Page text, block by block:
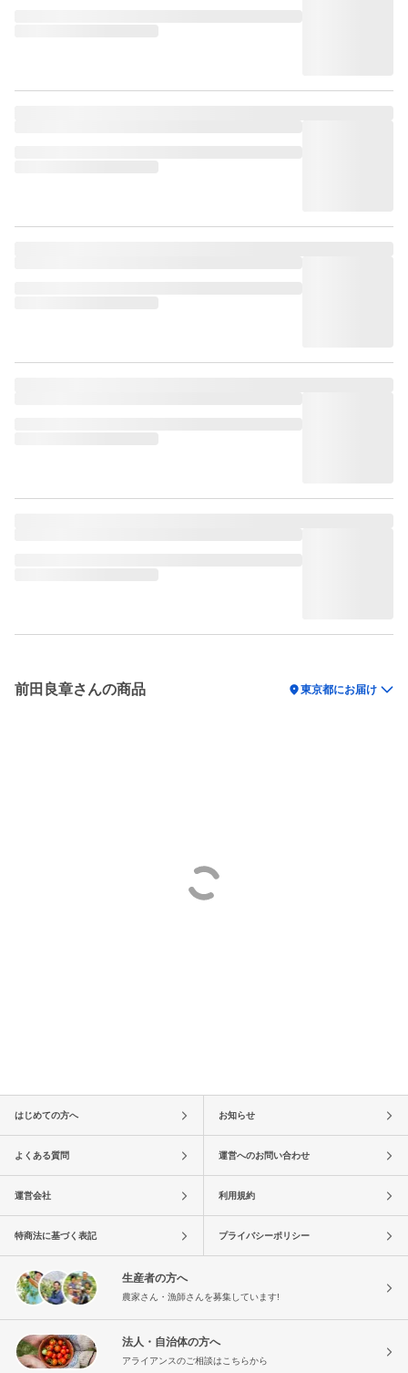
前田良章さんの商品 location_on東京都にお届け
はじめての方へ お知らせ
よくある質問 運営へのお問い合わせ
運営会社 利用規約
特商法に基づく表記 プライバシーポリシー
生産者の方へ
農家さん・漁師さんを募集しています!
法人・自治体の方へ
アライアンスのご相談はこちらから